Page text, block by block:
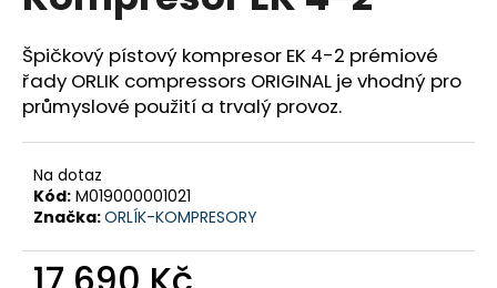
z
5
hvězdiček.
Špičkový pístový kompresor EK 4-2 prémiové
řady ORLIK compressors ORIGINAL je vhodný pro
průmyslové použití a trvalý provoz.
Na dotaz
Kód: M019000001021
Značka:ORLÍK-KOMPRESORY
j
í
t
?
HLEDAT